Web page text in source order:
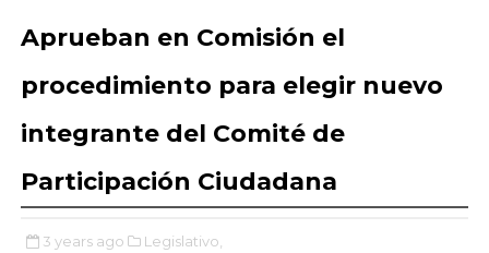
Aprueban en Comisión el
procedimiento para elegir nuevo
integrante del Comité de
Participación Ciudadana
3 years ago Legislativo,